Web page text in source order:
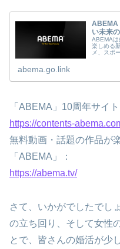
ABEMA
い未来
ABEMAは
楽しめる
メ、スポ
abema.go.link
「ABEMA」10周年サイト
https://contents-
無料動画・話題の作品が
「ABEMA」：
https://abema.tv/
さて、いかがでしたでし
の立ち回り、そして女性
とで、皆さんの婚活が少